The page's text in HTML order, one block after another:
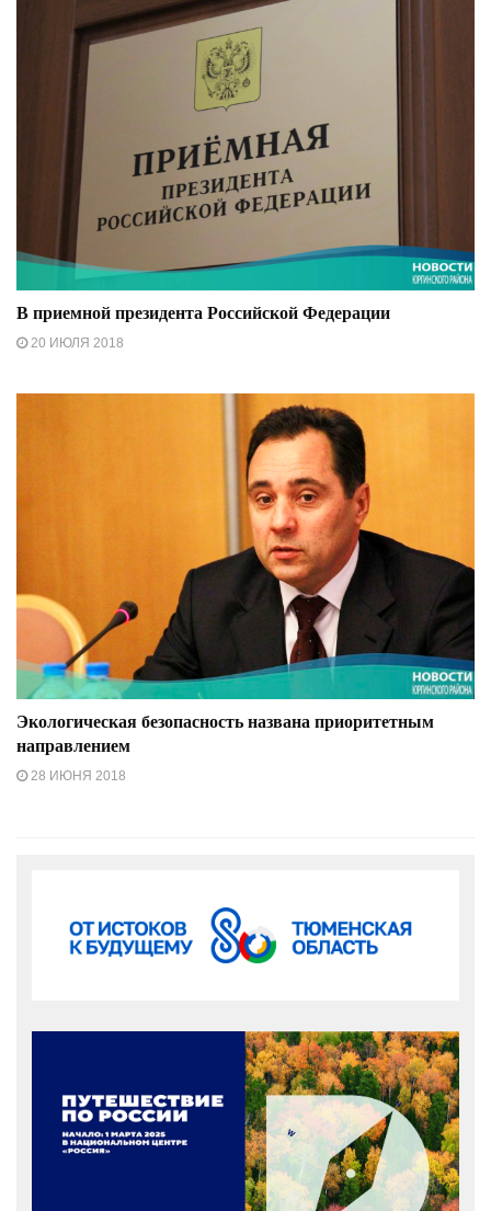
В приемной президента Российской Федерации
20 ИЮЛЯ 2018
Экологическая безопасность названа приоритетным
направлением
28 ИЮНЯ 2018